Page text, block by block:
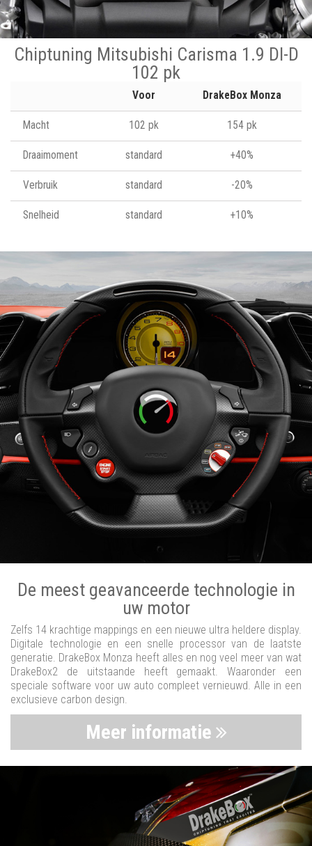
Chiptuning Mitsubishi Carisma 1.9 DI-D
102 pk
Voor DrakeBox Monza
Macht 102 pk 154 pk
Draaimoment standard +40%
Verbruik standard -20%
Snelheid standard +10%
De meest geavanceerde technologie in
uw motor
Zelfs 14 krachtige mappings en een nieuwe ultra heldere display.
Digitale technologie en een snelle processor van de laatste
generatie. DrakeBox Monza heeft alles en nog veel meer van wat
DrakeBox2 de uitstaande heeft gemaakt. Waaronder een
speciale software voor uw auto compleet vernieuwd. Alle in een
exclusieve carbon design.
Meer informatie